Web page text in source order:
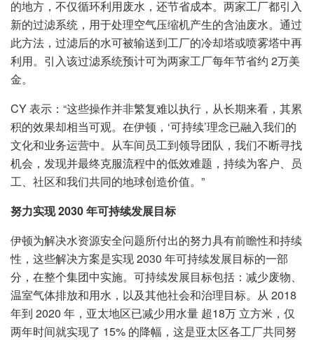
的地方，不仅循环利用废水，还节省成本。两家工厂都引入
新的过滤系统，用于处理空气压缩机产生的含油废水。通过
此方法，过滤后的水可被输送到工厂的冷却塔或喷雾塔中再
利用。引入该过滤系统预计可为两家工厂每年节省约 2万美
金。
CY 表示：“这些操作并非繁复难以执行，从长期来看，其累
积的效果却相当可观。在伊顿，‘可持续’理念已融入我们的
文化和业务运营中。从车间员工到领导团队，我们不断寻找
机会，发现并最终克服流程中的低效难题，持续为客户、员
工、社区和我们共同的地球创造价值。”
努力实现 2030 年可持续发展目标
伊顿为解决水资源安全问题所付出的努力具有前瞻性和持续
性，这些解决方案是实现 2030 年可持续发展目标的一部
分，在整个集团中实施。可持续发展目标包括：减少废物、
温室气体排放和用水，以及其他社会和治理目标。从 2018
年到 2020 年，亚太地区已减少用水量 超18万 立方米，仅
两年时间就实现了 15% 的降幅，这是亚太区各工厂共同努